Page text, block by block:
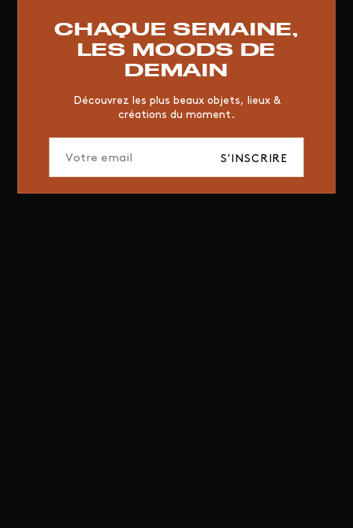
CHAQUE SEMAINE,
LES MOODS DE
DEMAIN
Découvrez les plus beaux objets, lieux &
créations du moment.
S'INSCRIRE
RESTAURANT VINTAGE MOODBOARD
BOIS
JAUNE
HÔTEL
ORGANIQUE
MEMPHIS ÉDITIONS
VASE
ICONIC
2023